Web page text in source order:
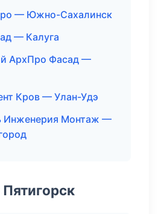
— Южно-Сахалинск
— Калуга
АрхПро Фасад —
Кров — Улан-Удэ
Инженерия Монтаж —